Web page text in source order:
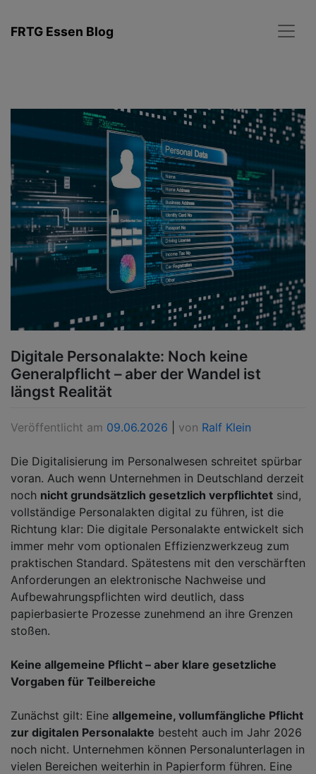
Inhalt
FRTG Essen Blog
Digitale Personalakte: Noch keine
Generalpflicht – aber der Wandel ist
längst Realität
Veröffentlicht am 09.06.2026 von Ralf Klein
Die Digitalisierung im Personalwesen schreitet spürbar
voran. Auch wenn Unternehmen in Deutschland derzeit
noch nicht grundsätzlich gesetzlich verpflichtet sind,
vollständige Personalakten digital zu führen, ist die
Richtung klar: Die digitale Personalakte entwickelt sich
immer mehr vom optionalen Effizienzwerkzeug zum
praktischen Standard. Spätestens mit den verschärften
Anforderungen an elektronische Nachweise und
Aufbewahrungspflichten wird deutlich, dass
papierbasierte Prozesse zunehmend an ihre Grenzen
stoßen.
Keine allgemeine Pflicht – aber klare gesetzliche
Vorgaben für Teilbereiche
Zunächst gilt: Eine allgemeine, vollumfängliche Pflicht
zur digitalen Personalakte besteht auch im Jahr 2026
noch nicht. Unternehmen können Personalunterlagen in
vielen Bereichen weiterhin in Papierform führen. Eine